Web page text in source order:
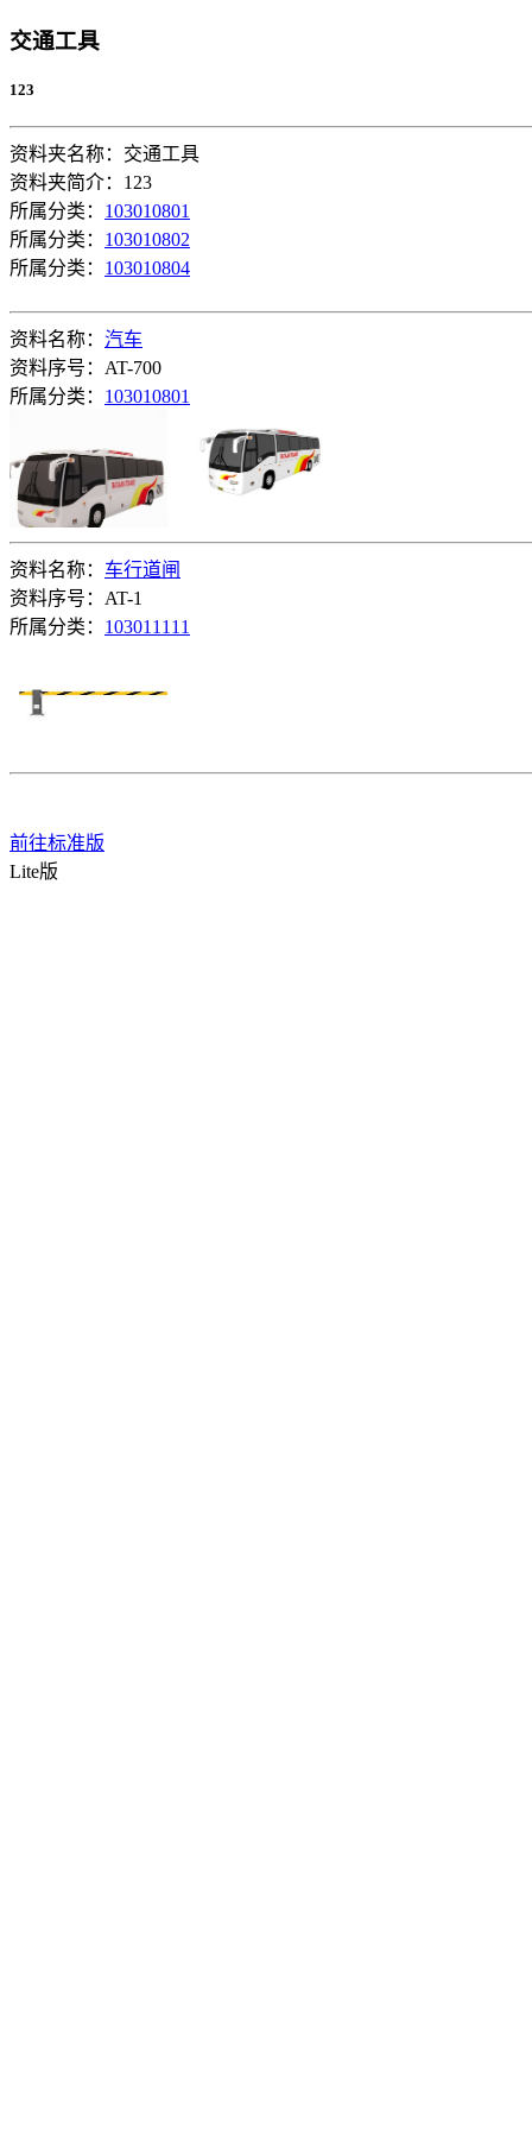
交通工具
123
资料夹名称：交通工具
资料夹简介：123
所属分类： 103010801
所属分类： 103010802
所属分类： 103010804
资料名称： 汽车
资料序号：AT-700
所属分类： 103010801
资料名称： 车行道闸
资料序号：AT-1
所属分类： 103011111
前往标准版
Lite版